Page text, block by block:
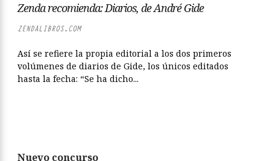
Zenda recomienda: Diarios, de André Gide
ZENDALIBROS.COM
Así se refiere la propia editorial a los dos primeros
volúmenes de diarios de Gide, los únicos editados
hasta la fecha: “Se ha dicho...
Nuevo concurso